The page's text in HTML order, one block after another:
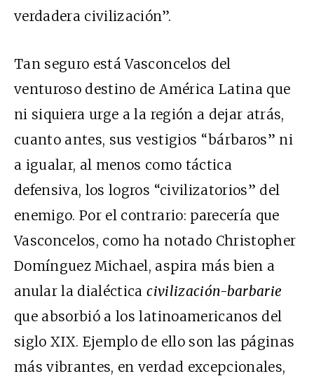
verdadera civilización”.
Tan seguro está Vasconcelos del
venturoso destino de América Latina que
ni siquiera urge a la región a dejar atrás,
cuanto antes, sus vestigios “bárbaros” ni
a igualar, al menos como táctica
defensiva, los logros “civilizatorios” del
enemigo. Por el contrario: parecería que
Vasconcelos, como ha notado Christopher
Domínguez Michael, aspira más bien a
anular la dialécticacivilización-barbarie
que absorbió a los latinoamericanos del
siglo XIX. Ejemplo de ello son las páginas
más vibrantes, en verdad excepcionales,